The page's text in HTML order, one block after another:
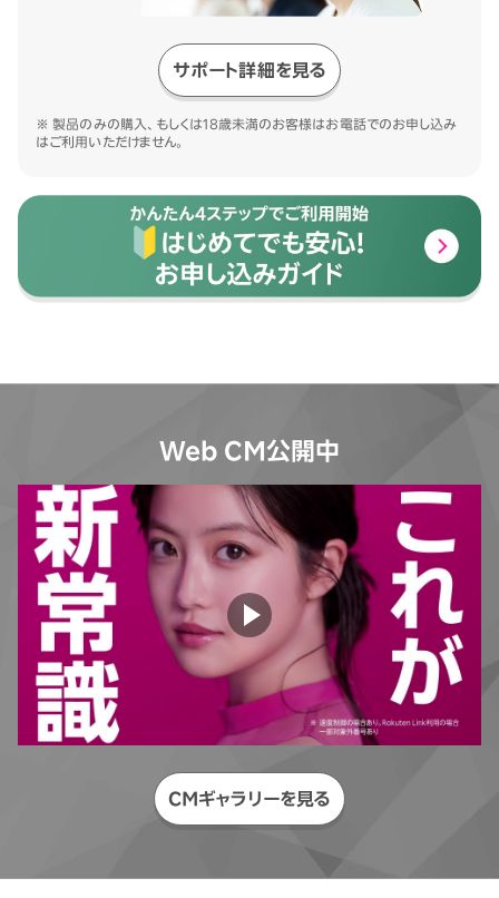
サポート詳細を見る
※ 製品のみの購入、もしくは18歳未満のお客様はお電話でのお申し込み
はご利用いただけません。
Web CM公開中
CMギャラリーを見る